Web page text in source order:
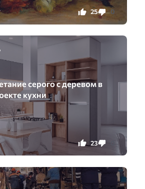
25 0
серого с деревом в
кухни
23